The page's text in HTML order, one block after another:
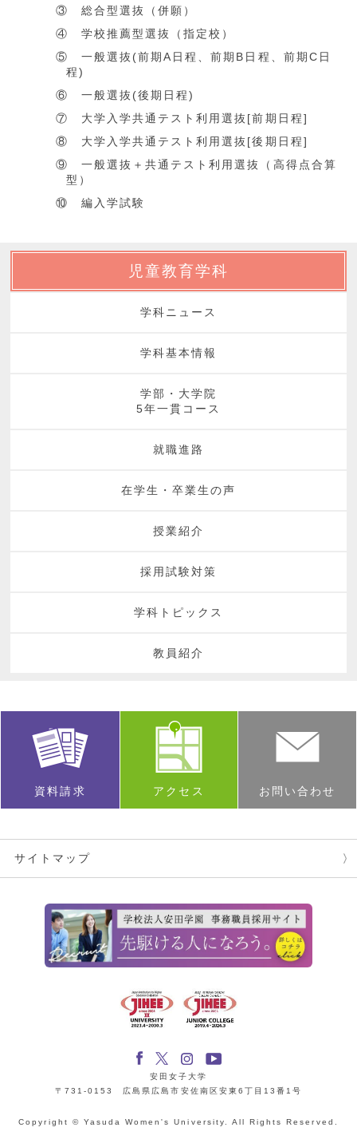
③ 総合型選抜（併願）
④ 学校推薦型選抜（指定校）
⑤ 一般選抜(前期A日程、前期B日程、前期C日
程)
⑥ 一般選抜(後期日程)
⑦ 大学入学共通テスト利用選抜[前期日程]
⑧ 大学入学共通テスト利用選抜[後期日程]
⑨ 一般選抜＋共通テスト利用選抜（高得点合算
型）
⑩ 編入学試験
児童教育学科
学科ニュース
学科基本情報
学部・大学院
5年一貫コース
就職進路
在学生・卒業生の声
授業紹介
採用試験対策
学科トピックス
教員紹介
資料請求 アクセス お問い合わせ
サイトマップ
安田女子大学
〒731-0153 広島県広島市安佐南区安東6丁目13番1号
Copyright © Yasuda Women's University. All Rights Reserved.